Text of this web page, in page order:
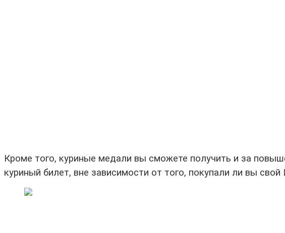
Кроме того, куриные медали вы сможете получить и за
куриный билет, вне зависимости от того, покупали ли вы свой